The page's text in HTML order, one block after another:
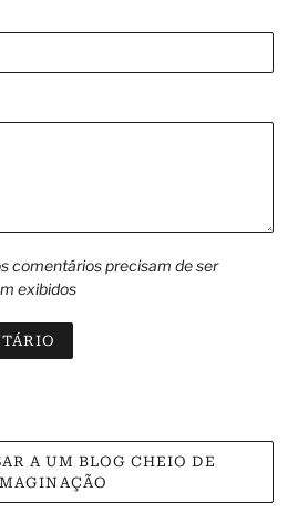
comentários precisam de ser
exibidos
A UM BLOG CHEIO DE